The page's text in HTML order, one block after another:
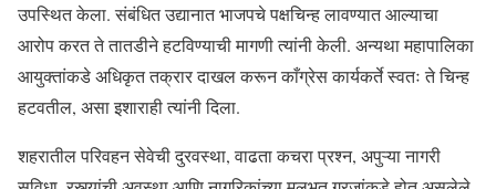
उपस्थित केला. संबंधित उद्यानात भाजपचे पक्षचिन्ह लावण्यात आल्याचा
आरोप करत ते तातडीने हटविण्याची मागणी त्यांनी केली. अन्यथा महापालिका
आयुक्तांकडे अधिकृत तक्रार दाखल करून काँग्रेस कार्यकर्ते स्वतः ते चिन्ह
हटवतील, असा इशाराही त्यांनी दिला.
शहरातील परिवहन सेवेची दुरवस्था, वाढता कचरा प्रश्न, अपुऱ्या नागरी